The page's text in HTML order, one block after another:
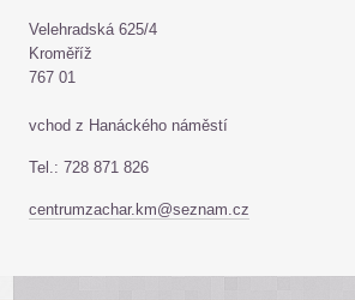
Velehradská 625/4
Kroměříž
767 01
vchod z Hanáckého náměstí
Tel.: 728 871 826
centrumzachar.km@seznam.cz